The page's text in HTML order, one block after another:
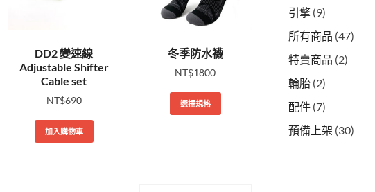
DD2 變速線
Adjustable Shifter
Cable set
NT$690
加入購物車
冬季防水襪
NT$1800
選擇規格
引擎 (9)
所有商品 (47)
特賣商品 (2)
輪胎 (2)
配件 (7)
預備上架 (30)